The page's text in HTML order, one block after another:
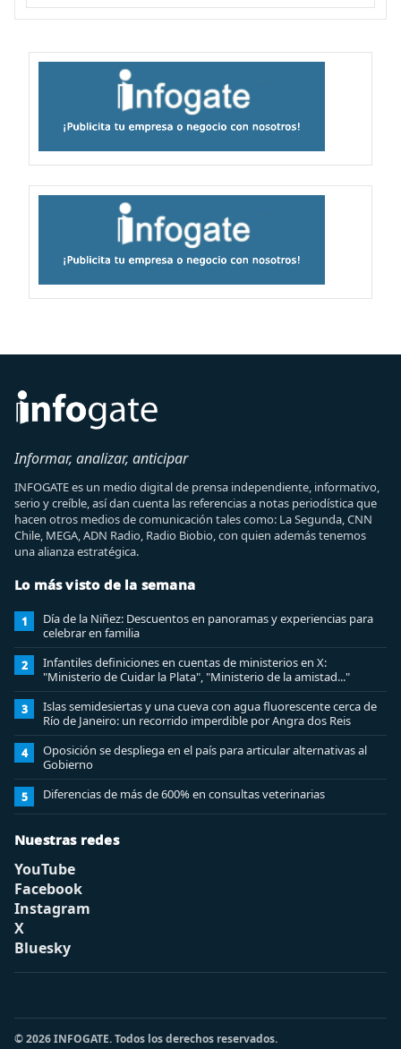
Informar, analizar, anticipar
INFOGATE es un medio digital de prensa independiente, informativo,
serio y creíble, así dan cuenta las referencias a notas periodística que
hacen otros medios de comunicación tales como: La Segunda, CNN
Chile, MEGA, ADN Radio, Radio Biobio, con quien además tenemos
una alianza estratégica.
Lo más visto de la semana
1
Día de la Niñez: Descuentos en panoramas y experiencias para
celebrar en familia
2
Infantiles definiciones en cuentas de ministerios en X:
"Ministerio de Cuidar la Plata", "Ministerio de la amistad..."
3
Islas semidesiertas y una cueva con agua fluorescente cerca de
Río de Janeiro: un recorrido imperdible por Angra dos Reis
4
Oposición se despliega en el país para articular alternativas al
Gobierno
5 Diferencias de más de 600% en consultas veterinarias
Nuestras redes
YouTube
Facebook
Instagram
X
Bluesky
© 2026 INFOGATE. Todos los derechos reservados.